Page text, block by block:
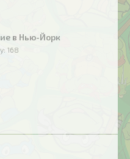
в Нью-Йорк
168